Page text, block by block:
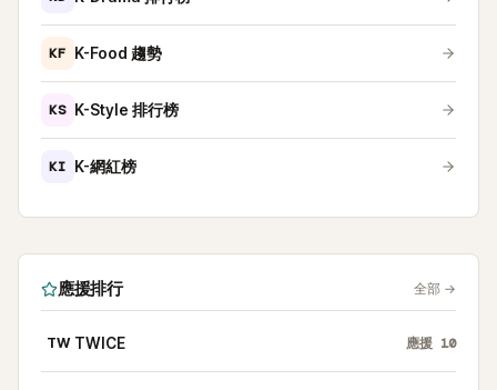
KF K-Food 趨勢
KS K-Style 排行榜
KI K-網紅榜
應援排行 全部 →
TW TWICE 應援 10